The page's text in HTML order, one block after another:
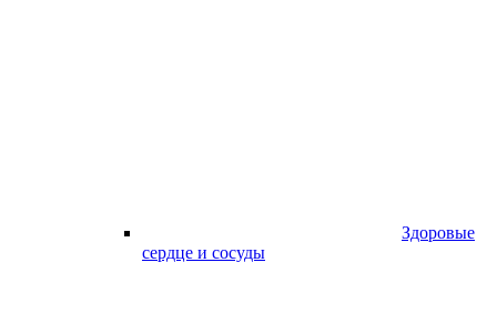
Здоровые
сердце и сосуды